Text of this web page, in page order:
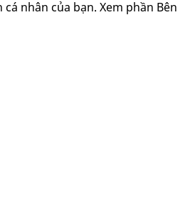
nhân của bạn. Xem phần Bên